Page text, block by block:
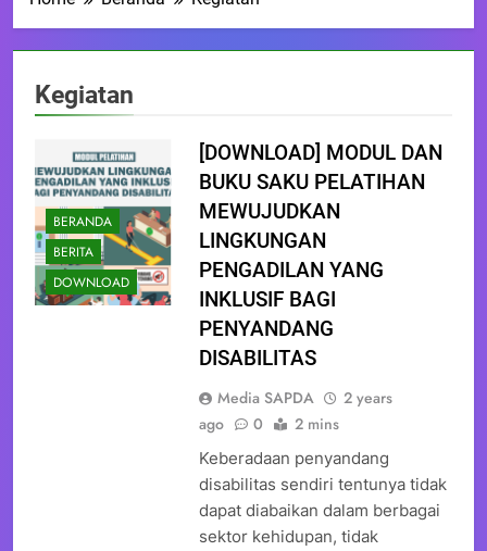
Kegiatan
BERANDA
BERITA
DOWNLOAD
[DOWNLOAD] MODUL DAN
BUKU SAKU PELATIHAN
MEWUJUDKAN
LINGKUNGAN
PENGADILAN YANG
INKLUSIF BAGI
PENYANDANG
DISABILITAS
Media SAPDA
2 years
ago
0 2 mins
Keberadaan penyandang
disabilitas sendiri tentunya tidak
dapat diabaikan dalam berbagai
sektor kehidupan, tidak